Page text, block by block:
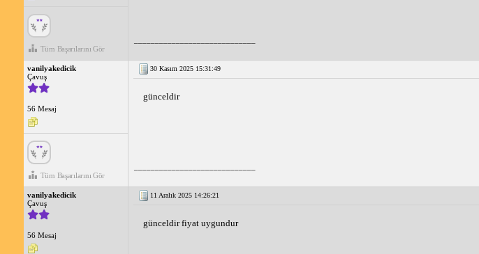
Tüm Başarılarını Gör
vanilyakedicik
Çavuş
56 Mesaj
Tüm Başarılarını Gör
30 Kasım 2025 15:31:49
günceldir
vanilyakedicik
Çavuş
56 Mesaj
11 Aralık 2025 14:26:21
günceldir fiyat uygundur